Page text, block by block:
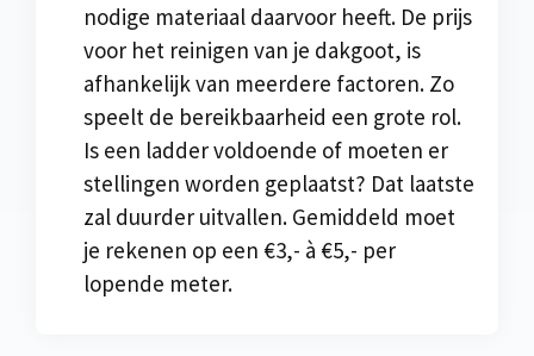
nodige materiaal daarvoor heeft. De prijs
voor het reinigen van je dakgoot, is
afhankelijk van meerdere factoren. Zo
speelt de bereikbaarheid een grote rol.
Is een ladder voldoende of moeten er
stellingen worden geplaatst? Dat laatste
zal duurder uitvallen. Gemiddeld moet
je rekenen op een €3,- à €5,- per
lopende meter.